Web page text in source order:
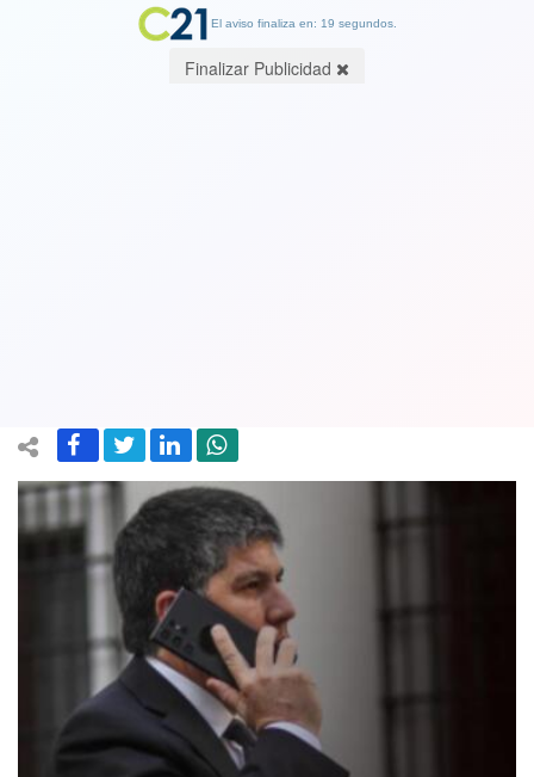
El aviso finaliza en: 19 segundos.
Finalizar Publicidad